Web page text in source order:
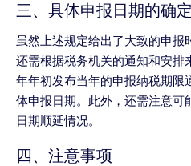
三、具体申报日期的确定
虽然上述规定给出了大致的申报
还需根据税务机关的通知和安排
年年初发布当年的申报纳税期限
体申报日期。此外，还需注意可
日期顺延情况。
四、注意事项